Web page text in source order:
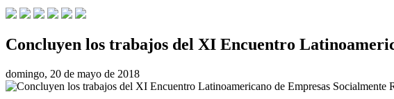
Concluyen los trabajos del XI Encuentro
domingo, 20 de mayo de 2018